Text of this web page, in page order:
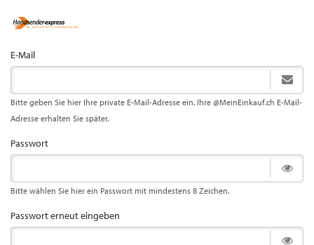
E-Mail
Bitte geben Sie hier Ihre private E-Mail-Adresse ein. Ihre @MeinEinkauf.ch E-Mail-
Adresse erhalten Sie später.
Passwort
Bitte wählen Sie hier ein Passwort mit mindestens 8 Zeichen.
Passwort erneut eingeben